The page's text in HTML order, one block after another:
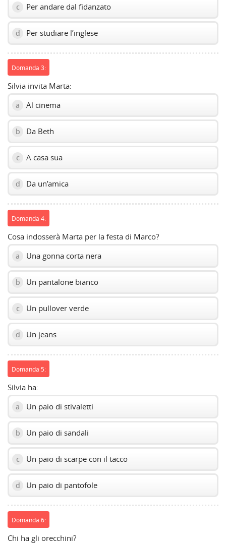
c Per andare dal fidanzato
d Per studiare l’inglese
Domanda 3:
Silvia invita Marta:
a Al cinema
b Da Beth
c A casa sua
d Da un’amica
Domanda 4:
Cosa indosserà Marta per la festa di Marco?
a Una gonna corta nera
b Un pantalone bianco
c Un pullover verde
d Un jeans
Domanda 5:
Silvia ha:
a Un paio di stivaletti
b Un paio di sandali
c Un paio di scarpe con il tacco
d Un paio di pantofole
Domanda 6:
Chi ha gli orecchini?